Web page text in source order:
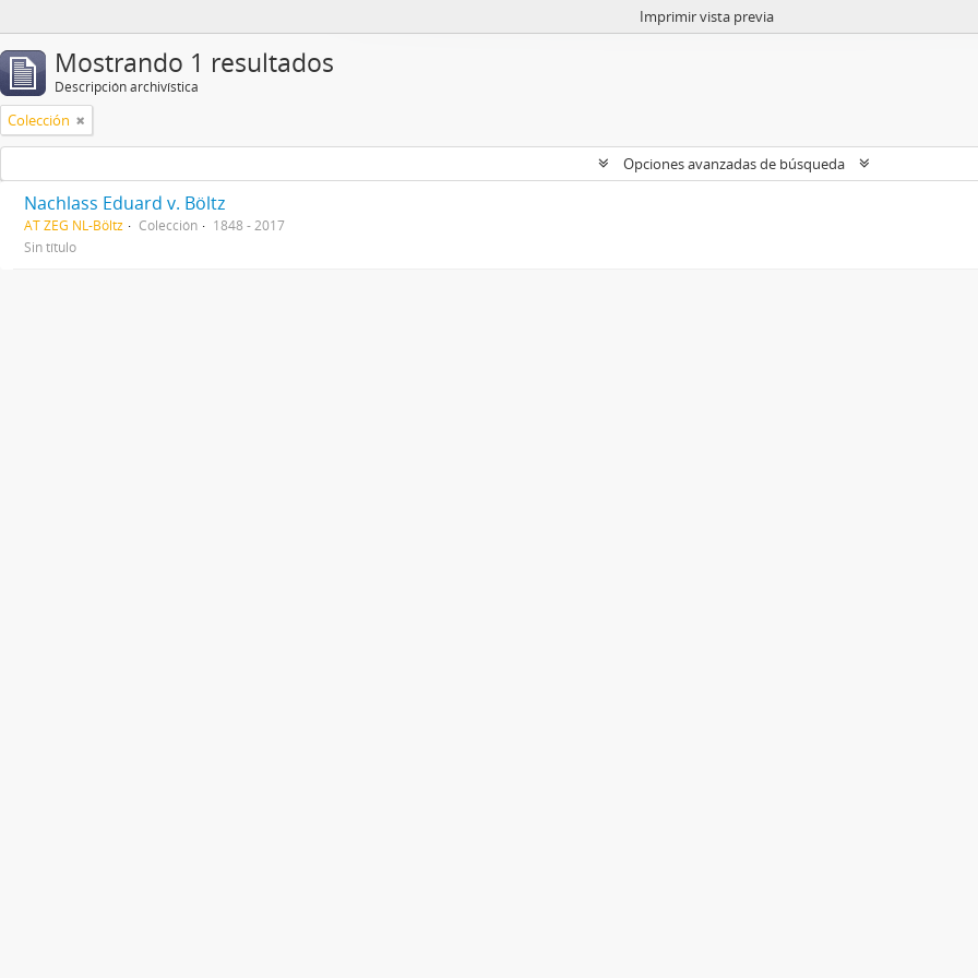
Imprimir vista previa
Mostrando 1 resultados
Descripción archivística
Colección
Opciones avanzadas de búsqueda
Nachlass Eduard v. Böltz
AT ZEG NL-Böltz Colección
1848 - 2017
Sin título